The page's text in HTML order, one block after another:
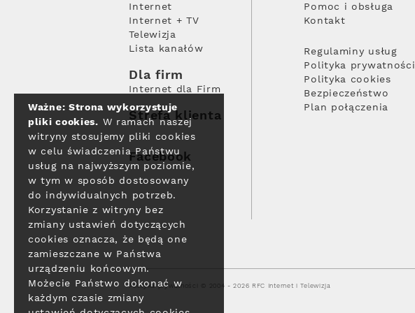
Internet
Internet + TV
Telewizja
Lista kanałów
Dla firm
Internet dla Firm
Strefa klienta
Facebook
Pomoc i obsługa
Kontakt
Regulaminy usług
Polityka prywatności
Polityka cookies
Bezpieczeństwo
Plan połączenia
Polityka prywatności © 2004 - 2026 RFC Internet i Telewizja
Ważne: Strona wykorzystuje
pliki cookies. W ramach naszej
witryny stosujemy pliki cookies
w celu świadczenia Państwu
usług na najwyższym poziomie,
w tym w sposób dostosowany
do indywidualnych potrzeb.
Korzystanie z witryny bez
zmiany ustawień dotyczących
cookies oznacza, że będą one
zamieszczane w Państwa
urządzeniu końcowym.
Możecie Państwo dokonać w
każdym czasie zmiany